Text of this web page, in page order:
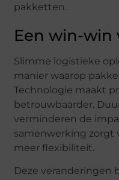
pakketten.
Een win-win
Slimme logistieke
manier waarop
Technologie maakt
betrouwbaarder.
verminderen de
samenwerking zorgt
meer flexibiliteit.
Deze veranderingen